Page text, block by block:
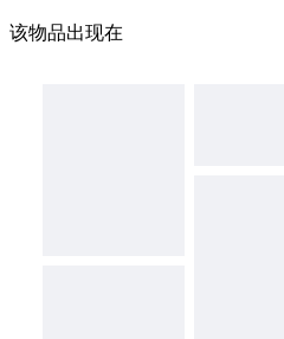
该物品出现在